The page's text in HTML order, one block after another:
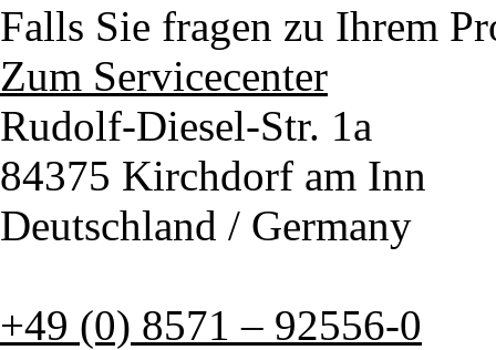
Falls Sie fragen zu Ihrem
Zum Servicecenter
Rudolf-Diesel-Str. 1a
84375 Kirchdorf am Inn
Deutschland / Germany
+49 (0) 8571 – 92556-0